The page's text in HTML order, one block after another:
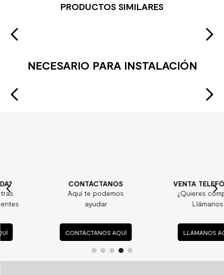
PRODUCTOS SIMILARES
NECESARIO PARA INSTALACIÓN
CONTÁCTANOS
Aquí te podemos
CONTÁCTANOS AQUÍ
VENTA TELEFÓNICA
¿Quieres comprar?
LLÁMANOS AQUÍ